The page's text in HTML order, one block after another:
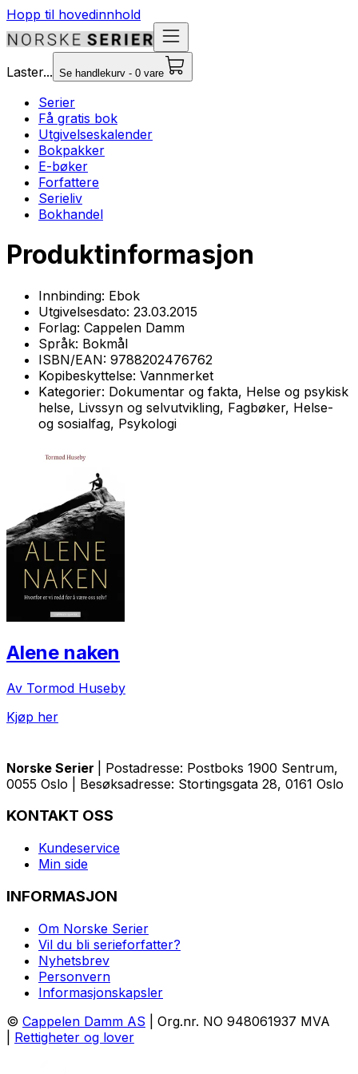
Hopp til hovedinnhold
Laster... Se handlekurv - 0 vare
Serier
Få gratis bok
Utgivelseskalender
Bokpakker
E-bøker
Forfattere
Serieliv
Bokhandel
Produktinformasjon
Innbinding: Ebok
Utgivelsesdato: 23.03.2015
Forlag: Cappelen Damm
Språk: Bokmål
ISBN/EAN: 9788202476762
Kopibeskyttelse: Vannmerket
Kategorier: Dokumentar og fakta, Helse og psykisk
helse, Livssyn og selvutvikling, Fagbøker, Helse-
og sosialfag, Psykologi
Alene naken
Av Tormod Huseby
Kjøp her
Norske Serier
| Postadresse: Postboks 1900 Sentrum,
0055 Oslo | Besøksadresse: Stortingsgata 28, 0161 Oslo
KONTAKT OSS
Kundeservice
Min side
INFORMASJON
Om Norske Serier
Vil du bli serieforfatter?
Nyhetsbrev
Personvern
Informasjonskapsler
© Cappelen Damm AS | Org.nr. NO 948061937 MVA
Rettigheter og lover